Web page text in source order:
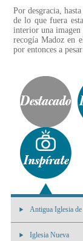
Por desgracia,
de lo que fuera
interior una
recogía Madoz en
por entonces a
Antigua Iglesia
Iglesia Nueva